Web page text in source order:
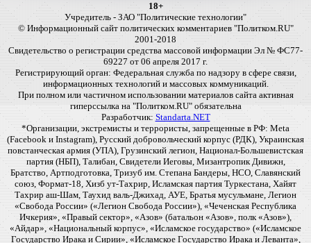
18+
Учредитель - ЗАО "Политические технологии"
© Информационный сайт политических комментариев "Политком.RU"
2001-2018
Свидетельство о регистрации средства массовой информации Эл № ФС77-
69227 от 06 апреля 2017 г.
Регистрирующий орган: Федеральная служба по надзору в сфере связи,
информационных технологий и массовых коммуникаций.
При полном или частичном использовании материалов сайта активная
гиперссылка на "Политком.RU" обязательна
Разработчик: Standarta.NET
*Организации, экстремисты и террористы, запрещенные в РФ: Meta
(Facebook и Instagram), Русский добровольческий корпус (РДК), Украинская
повстанческая армия (УПА), Грузинский легион, Национал-Большевистская
партия (НБП), Талибан, Свидетели Иеговы, Мизантропик Дивижн,
Братство, Артподготовка, Тризуб им. Степана Бандеры, НСО, Славянский
союз, Формат-18, Хизб ут-Тахрир, Исламская партия Туркестана, Хайят
Тахрир аш-Шам, Таухид валь-Джихад, АУЕ, Братья мусульмане, Легион
«Свобода России» («Легион Свобода России»), «Чеченская Республика
Ичкерия», «Правый сектор», «Азов» (батальон «Азов», полк «Азов»),
«Айдар», «Национальный корпус», «Исламское государство» («Исламское
Государство Ирака и Сирии», «Исламское Государство Ирака и Леванта»,